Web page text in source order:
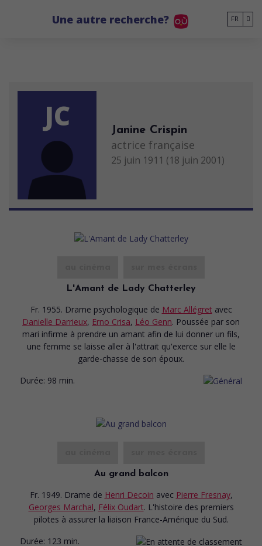
Une autre recherche? FR
JC Janine Crispin
actrice française
25 juin 1911 (18 juin 2001)
L'Amant de Lady Chatterley
Fr. 1955. Drame psychologique de Marc Allégret avec
Danielle Darrieux, Erno Crisa, Léo Genn. Poussée par son
mari infirme à prendre un amant afin de lui donner un fils,
une femme se laisse aller à l'attrait qu'exerce sur elle le
garde-chasse de son époux.
Durée: 98 min.
Au grand balcon
Fr. 1949. Drame de Henri Decoin avec Pierre Fresnay,
Georges Marchal, Félix Oudart. L'histoire des premiers
pilotes à assurer la liaison France-Amérique du Sud.
Durée: 123 min.